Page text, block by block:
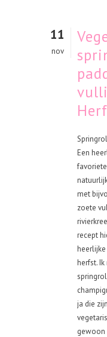
11
nov
Een
met
zoete
recept
herfst.
ja die
gewoon